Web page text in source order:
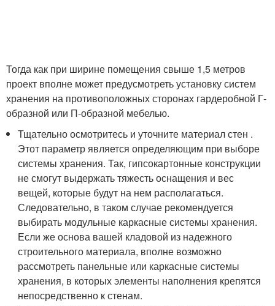
Тогда как при ширине помещения свыше 1,5 метров
проект вполне может предусмотреть установку систем
хранения на противоположных сторонах гардеробной Г-
образной или П-образной мебелью.
Тщательно осмотритесь и уточните материал стен .
Этот параметр является определяющим при выборе
системы хранения. Так, гипсокартонные конструкции
не смогут выдержать тяжесть оснащения и вес
вещей, которые будут на нем располагаться.
Следовательно, в таком случае рекомендуется
выбирать модульные каркасные системы хранения.
Если же основа вашей кладовой из надежного
строительного материала, вполне возможно
рассмотреть панельные или каркасные системы
хранения, в которых элементы наполнения крепятся
непосредственно к стенам.